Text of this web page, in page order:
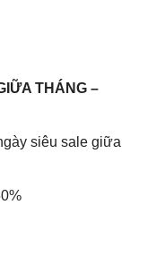
THÁNG –
siêu sale giữa